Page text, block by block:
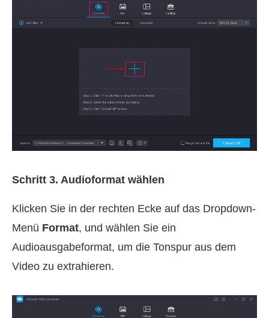
Schritt 3. Audioformat wählen
Klicken Sie in der rechten Ecke auf das Dropdown-
Menü Format, und wählen Sie ein
Audioausgabeformat, um die Tonspur aus dem
Video zu extrahieren.